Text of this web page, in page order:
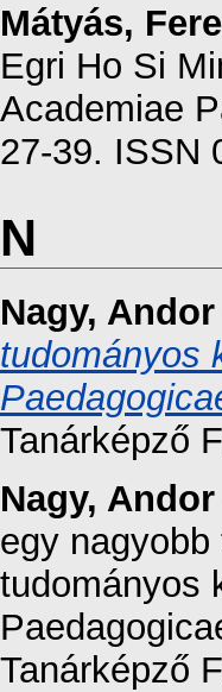
Mátyás,
Egri Ho Si
Academiae
27-39. ISSN
N
Nagy, Andor
tudományos
Tanárképző
Nagy, Andor
egy
tudományos
Tanárképző